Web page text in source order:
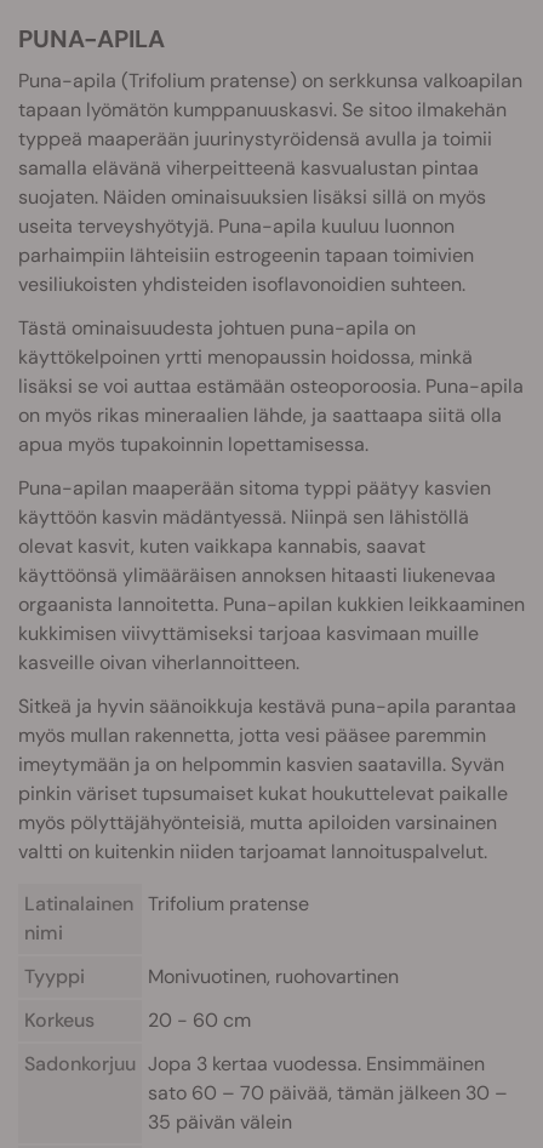
PUNA-APILA
Puna-apila (Trifolium pratense) on serkkunsa valkoapilan
tapaan lyömätön kumppanuuskasvi. Se sitoo ilmakehän
typpeä maaperään juurinystyröidensä avulla ja toimii
samalla elävänä viherpeitteenä kasvualustan pintaa
suojaten. Näiden ominaisuuksien lisäksi sillä on myös
useita terveyshyötyjä. Puna-apila kuuluu luonnon
parhaimpiin lähteisiin estrogeenin tapaan toimivien
vesiliukoisten yhdisteiden isoflavonoidien suhteen.
Tästä ominaisuudesta johtuen puna-apila on
käyttökelpoinen yrtti menopaussin hoidossa, minkä
lisäksi se voi auttaa estämään osteoporoosia. Puna-apila
on myös rikas mineraalien lähde, ja saattaapa siitä olla
apua myös tupakoinnin lopettamisessa.
Puna-apilan maaperään sitoma typpi päätyy kasvien
käyttöön kasvin mädäntyessä. Niinpä sen lähistöllä
olevat kasvit, kuten vaikkapa kannabis, saavat
käyttöönsä ylimääräisen annoksen hitaasti liukenevaa
orgaanista lannoitetta. Puna-apilan kukkien leikkaaminen
kukkimisen viivyttämiseksi tarjoaa kasvimaan muille
kasveille oivan viherlannoitteen.
Sitkeä ja hyvin säänoikkuja kestävä puna-apila parantaa
myös mullan rakennetta, jotta vesi pääsee paremmin
imeytymään ja on helpommin kasvien saatavilla. Syvän
pinkin väriset tupsumaiset kukat houkuttelevat paikalle
myös pölyttäjähyönteisiä, mutta apiloiden varsinainen
valtti on kuitenkin niiden tarjoamat lannoituspalvelut.
Latinalainen
nimi
Trifolium pratense
Tyyppi
Monivuotinen, ruohovartinen
Korkeus
20 - 60 cm
Sadonkorjuu Jopa 3 kertaa vuodessa. Ensimmäinen
sato 60 – 70 päivää, tämän jälkeen 30 –
35 päivän välein